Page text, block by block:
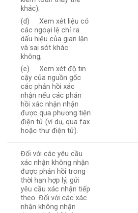
khác);
(d) Xem xét liệu có
các ngoại lệ chỉ ra
dấu hiệu của gian lận
và sai sót khác
không;
(e) Xem xét độ tin
cậy của nguồn gốc
các phản hồi xác
nhận nếu các phản
hồi xác nhận nhận
được qua phương tiện
điện tử (ví dụ, qua fax
hoặc thư điện tử).
Đối với các yêu cầu
xác nhận không nhận
được phản hồi trong
thời hạn hợp lý, gửi
yêu cầu xác nhận tiếp
theo. Đối với các xác
nhận không nhận